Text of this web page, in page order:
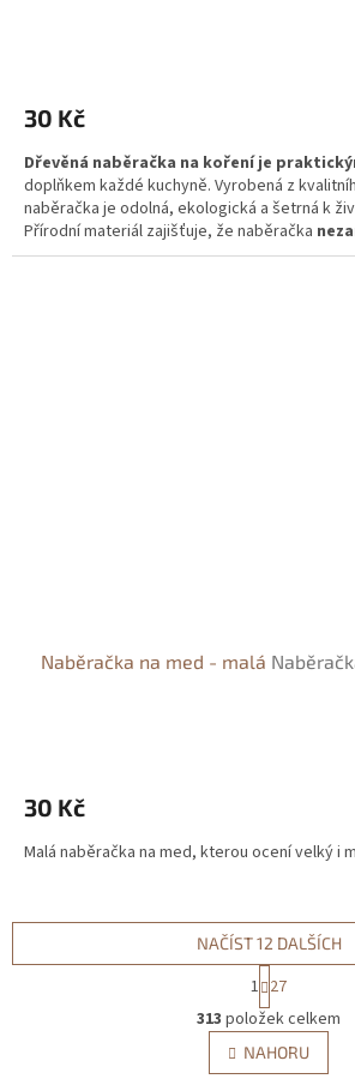
30 Kč
Dřevěná naběračka na koření je
doplňkem každé kuchyně. Vyrobená z
naběračka je odolná, ekologická a šetrná k
Přírodní materiál zajišťuje, že naběračka
pachy nebo chemikálie v koření,
Naběračka na med - malá
30 Kč
Malá naběračka na med, kterou ocení velký i
O
v
l
á
NAČÍST 12 DALŠÍCH
S
t
r
á
n
k
1 27
313 položek celkem
NAHORU